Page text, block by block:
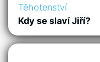
Těhotenství
Kdy se slaví Jiří?